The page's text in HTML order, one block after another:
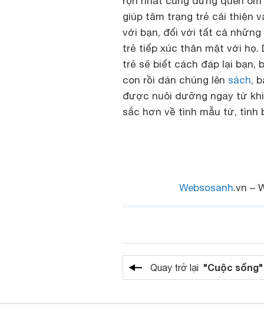
giúp tâm trạng trẻ cải thiện
với bạn, đối với tất cả
trẻ tiếp xúc thân mật với họ.
trẻ sẽ biết cách đáp lại bạn,
con rồi dán chúng lên sách,
được nuôi dưỡng ngay từ
sắc hơn về tình mẫu tử,
Websosanh.vn –
Quay trở lại "Cuộc sống"